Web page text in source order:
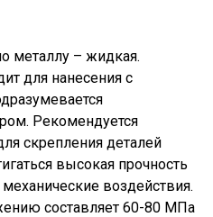
металлу – жидкая.
для нанесения с
Рекомендуется
скрепления деталей
высокая прочность
воздействия.
составляет 60-80 МПа